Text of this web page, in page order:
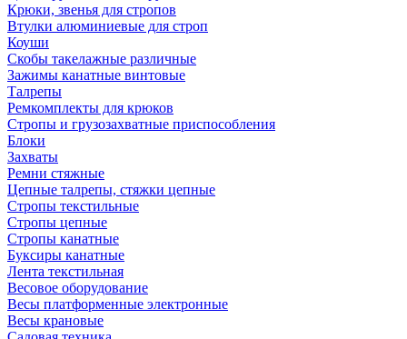
Крюки, звенья для стропов
Втулки алюминиевые для строп
Коуши
Скобы такелажные различные
Зажимы канатные винтовые
Талрепы
Ремкомплекты для крюков
Стропы и грузозахватные приспособления
Блоки
Захваты
Ремни стяжные
Цепные талрепы, стяжки цепные
Стропы текстильные
Стропы цепные
Стропы канатные
Буксиры канатные
Лента текстильная
Весовое оборудование
Весы платформенные электронные
Весы крановые